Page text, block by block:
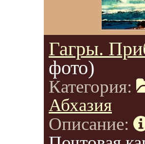
Гагры.
фото)
Категория:
Абхазия
Описание: